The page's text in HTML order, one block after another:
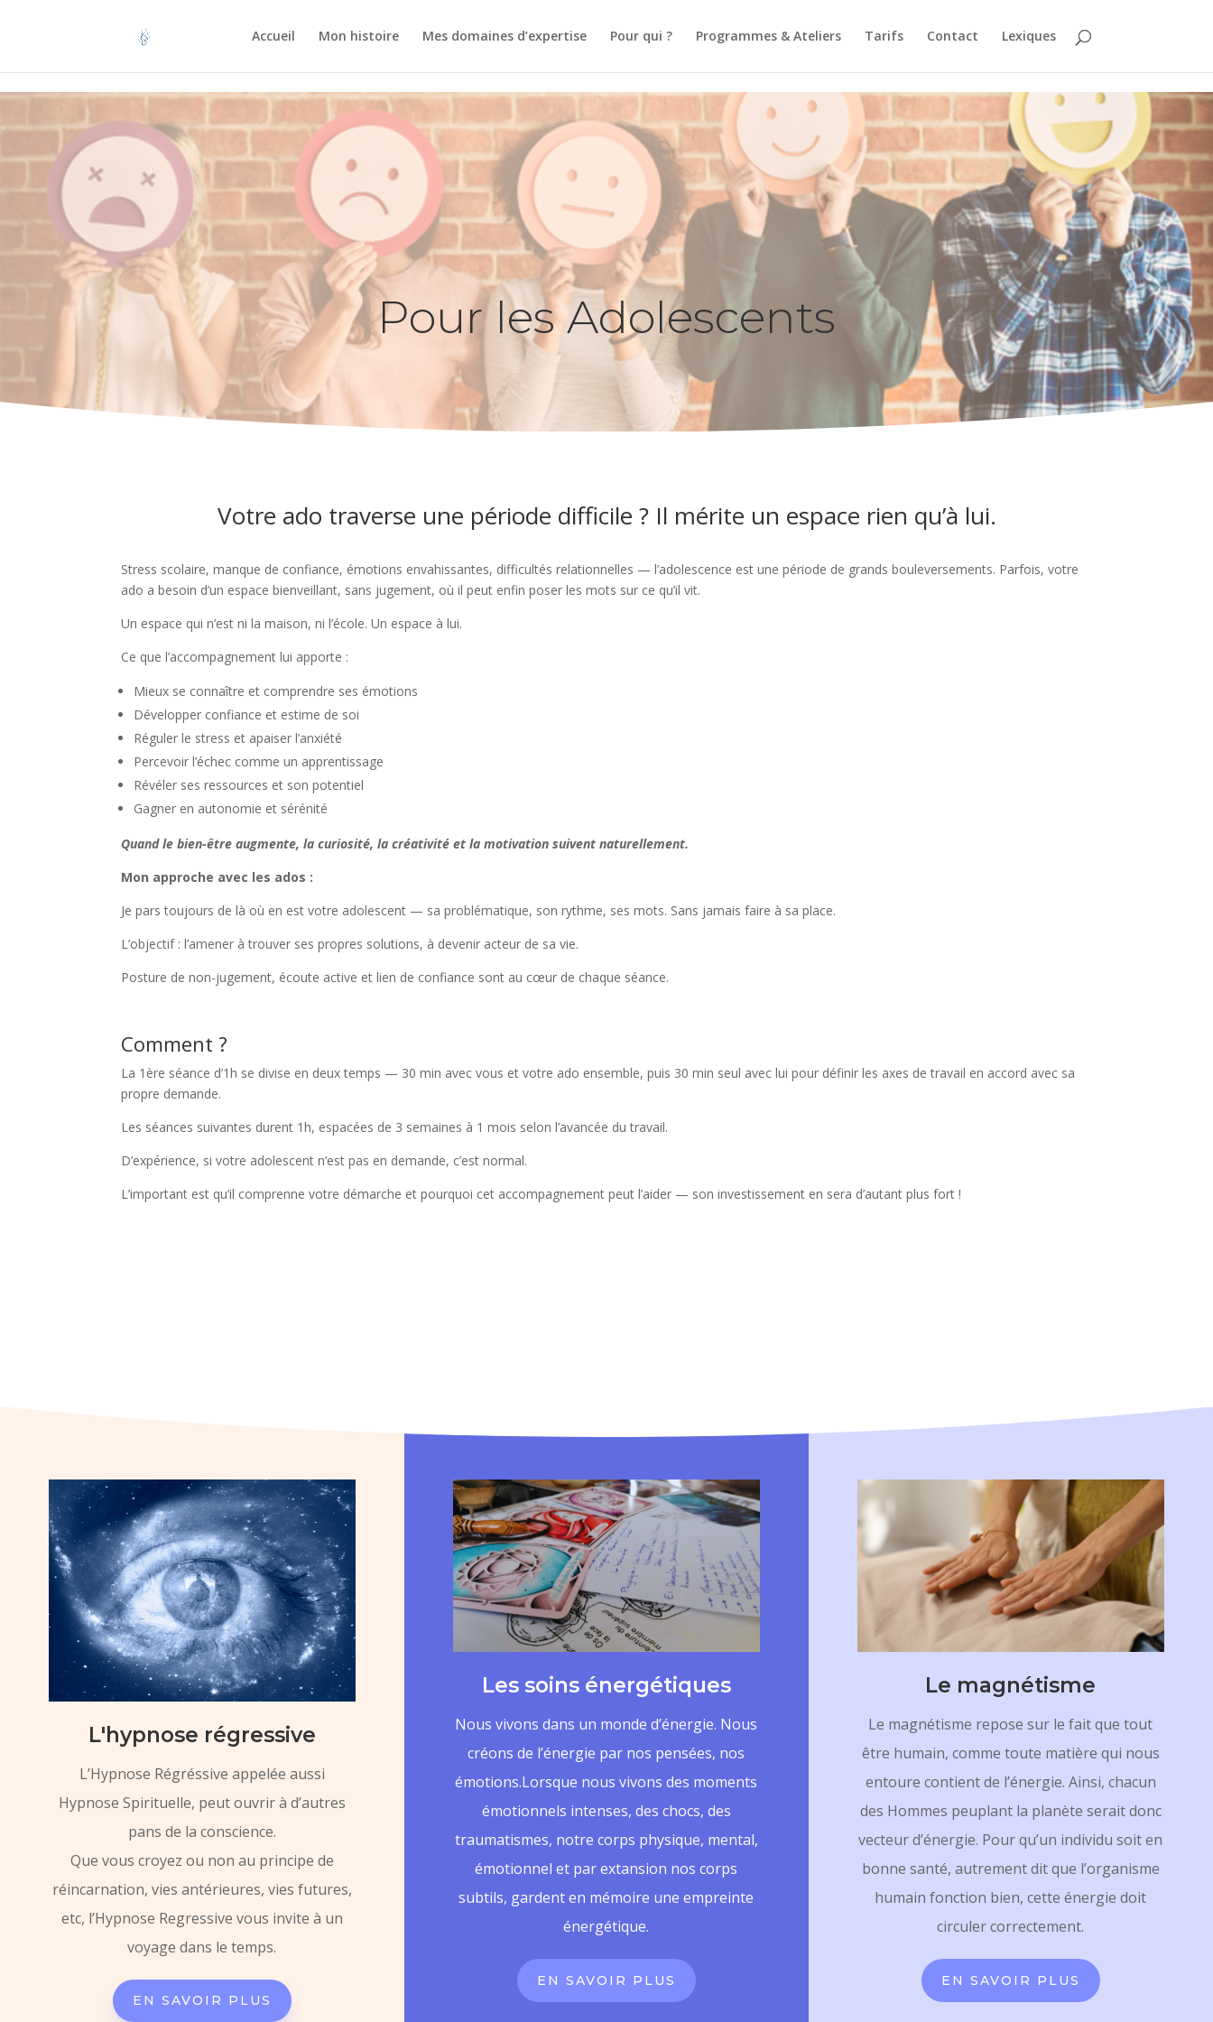
Accueil
Mon histoire Mes domaines d’expertise Pour qui ? Programmes & Ateliers Tarifs Contact Lexiques
Pour les Adolescents
Votre ado traverse une période difficile ? Il mérite un espace rien qu’à lui.
Stress scolaire, manque de confiance, émotions envahissantes, difficultés relationnelles — l’adolescence est une période de grands bouleversements. Parfois, votre
ado a besoin d’un espace bienveillant, sans jugement, où il peut enfin poser les mots sur ce qu’il vit.
Un espace qui n’est ni la maison, ni l’école. Un espace à lui.
Ce que l’accompagnement lui apporte :
Mieux se connaître et comprendre ses émotions
Développer confiance et estime de soi
Réguler le stress et apaiser l’anxiété
Percevoir l’échec comme un apprentissage
Révéler ses ressources et son potentiel
Gagner en autonomie et sérénité
Quand le bien-être augmente, la curiosité, la créativité et la motivation suivent naturellement.
Mon approche avec les ados :
Je pars toujours de là où en est votre adolescent — sa problématique, son rythme, ses mots. Sans jamais faire à sa place.
L’objectif : l’amener à trouver ses propres solutions, à devenir acteur de sa vie.
Posture de non-jugement, écoute active et lien de confiance sont au cœur de chaque séance.
Comment ?
La 1ère séance d’1h se divise en deux temps — 30 min avec vous et votre ado ensemble, puis 30 min seul avec lui pour définir les axes de travail en accord avec sa
propre demande.
Les séances suivantes durent 1h, espacées de 3 semaines à 1 mois selon l’avancée du travail.
D’expérience, si votre adolescent n’est pas en demande, c’est normal.
L’important est qu’il comprenne votre démarche et pourquoi cet accompagnement peut l’aider — son investissement en sera d’autant plus fort !
L'hypnose régressive
L’Hypnose Régréssive appelée aussi
Hypnose Spirituelle, peut ouvrir à d’autres
pans de la conscience.
Que vous croyez ou non au principe de
réincarnation, vies antérieures, vies futures,
etc, l’Hypnose Regressive vous invite à un
voyage dans le temps.
EN SAVOIR PLUS
Les soins énergétiques
Nous vivons dans un monde d’énergie. Nous
créons de l’énergie par nos pensées, nos
émotions.Lorsque nous vivons des moments
émotionnels intenses, des chocs, des
traumatismes, notre corps physique, mental,
émotionnel et par extansion nos corps
subtils, gardent en mémoire une empreinte
énergétique.
EN SAVOIR PLUS
Le magnétisme
Le magnétisme repose sur le fait que tout
être humain, comme toute matière qui nous
entoure contient de l’énergie. Ainsi, chacun
des Hommes peuplant la planète serait donc
vecteur d’énergie. Pour qu’un individu soit en
bonne santé, autrement dit que l’organisme
humain fonction bien, cetteénergie doit
circuler correctement.
EN SAVOIR PLUS